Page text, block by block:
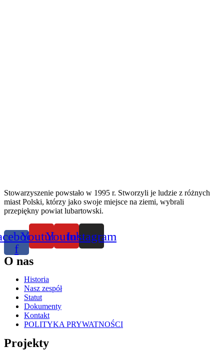
Stowarzyszenie powstało w 1995 r. Stworzyli je ludzie z różnych
miast Polski, którzy jako swoje miejsce na ziemi, wybrali
przepiękny powiat lubartowski.
f
YoutubeYoutubeInstagram
O nas
Historia
Nasz zespół
Statut
Dokumenty
Kontakt
POLITYKA PRYWATNOŚCI
Projekty